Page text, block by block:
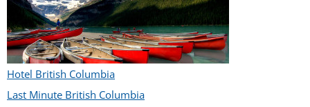
Hotel British Columbia
Last Minute British Columbia